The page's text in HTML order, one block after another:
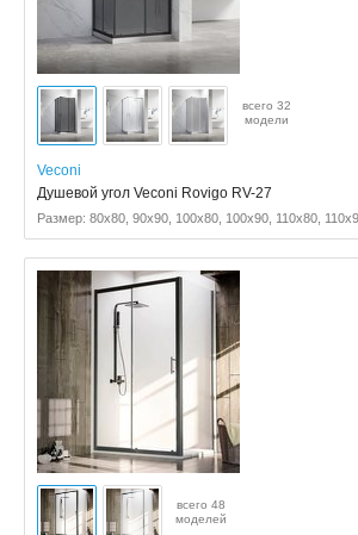
всего 32
модели
Veconi
Душевой угол Veconi Rovigo RV-27
Размер: 80x80, 90x90, 100x80, 100x90, 110x80,
всего 48
моделей